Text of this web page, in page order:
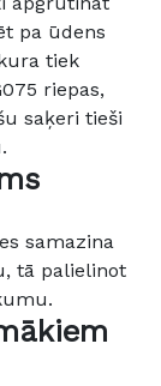
pa ūdens
tiek
riepas,
saķeri tieši
samazina
tā palielinot